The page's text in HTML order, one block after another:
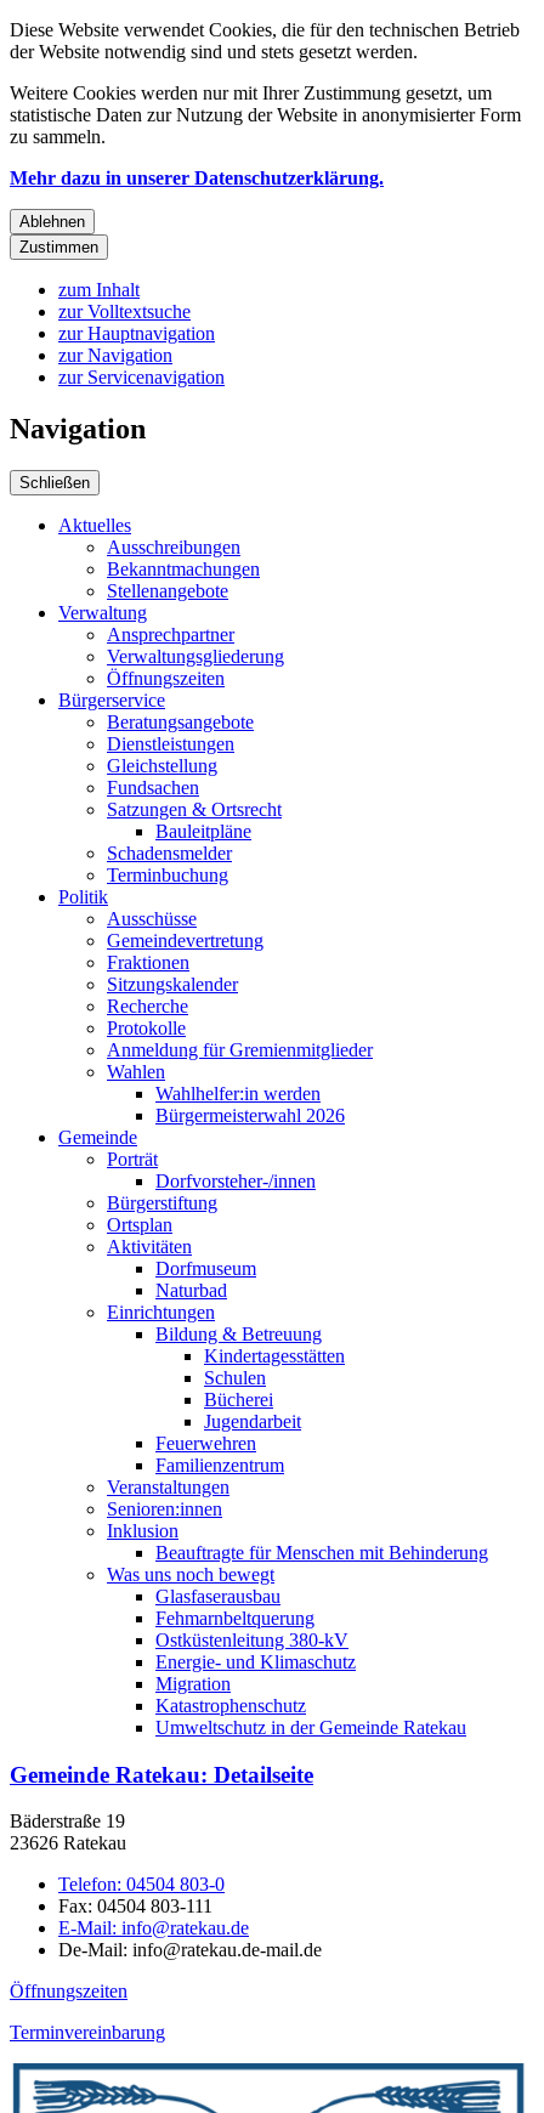
Diese Website verwendet Cookies, die für den technischen Betrieb
der Website notwendig sind und stets gesetzt werden.
Weitere Cookies werden nur mit Ihrer Zustimmung gesetzt, um
statistische Daten zur Nutzung der Website in anonymisierter Form
zu sammeln.
Mehr dazu in unserer Datenschutzerklärung.
Ablehnen
Zustimmen
zum Inhalt
zur Volltextsuche
zur Hauptnavigation
zur Navigation
zur Servicenavigation
Navigation
Schließen
Aktuelles
Ausschreibungen
Bekanntmachungen
Stellenangebote
Verwaltung
Ansprechpartner
Verwaltungsgliederung
Öffnungszeiten
Bürgerservice
Beratungsangebote
Dienstleistungen
Gleichstellung
Fundsachen
Satzungen & Ortsrecht
Bauleitpläne
Schadensmelder
Terminbuchung
Politik
Ausschüsse
Gemeindevertretung
Fraktionen
Sitzungskalender
Recherche
Protokolle
Anmeldung für Gremienmitglieder
Wahlen
Wahlhelfer:in werden
Bürgermeisterwahl 2026
Gemeinde
Porträt
Dorfvorsteher-/innen
Bürgerstiftung
Ortsplan
Aktivitäten
Dorfmuseum
Naturbad
Einrichtungen
Bildung & Betreuung
Kindertagesstätten
Schulen
Bücherei
Jugendarbeit
Feuerwehren
Familienzentrum
Veranstaltungen
Senioren:innen
Inklusion
Beauftragte für Menschen mit Behinderung
Was uns noch bewegt
Glasfaserausbau
Fehmarnbeltquerung
Ostküstenleitung 380-kV
Energie- und Klimaschutz
Migration
Katastrophenschutz
Umweltschutz in der Gemeinde Ratekau
Gemeinde Ratekau: Detailseite
Bäderstraße 19
23626 Ratekau
Telefon: 04504 803-0
Fax: 04504 803-111
E-Mail: info@ratekau.de
De-Mail: info@ratekau.de-mail.de
Öffnungszeiten
Terminvereinbarung